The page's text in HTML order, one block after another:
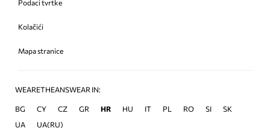
Podaci tvrtke
Kolačići
Mapa stranice
WEARETHEANSWEAR IN:
BG CY CZ GR HR HU IT PL RO SI
SK
UA
UA(RU)